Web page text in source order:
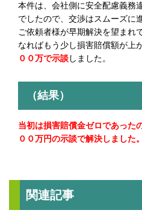
本件は、会社側に安全配慮義務
でしたので、交渉はスムーズに
ご依頼者様が早期解決を望まれ
なればもう少し損害賠償額が上
００万で示談しました。
（結果）
当初は損害賠償金ゼロであった
００万円の示談で解決しました。
関連記事